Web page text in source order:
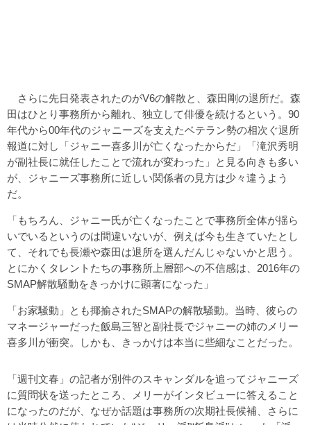
さらに先日発表されたのがV6の解散と、森田剛の退所だ。森
田はひとり事務所から離れ、独立して俳優を続けるという。90
年代から00年代のジャニーズを支えたベテラン勢の相次ぐ退所
報道に対し「ジャニー喜多川が亡くなったからだ」「滝沢秀明
が副社長に就任したことで流れが変わった」と見る向きも多い
が、ジャニーズ事務所に近しい関係者の見方は少々違うよう
だ。
「もちろん、ジャニー氏が亡くなったことで事務所全体が揺ら
いでいるというのは間違いないが、例えば今も生きていたとし
て、それでも長瀬や森田は退所を選んだんじゃないかと思う。
とにかくタレントたちの事務所上層部への不信感は、2016年の
SMAP解散騒動をきっかけに顕著になった」
「お家騒動」とも揶揄されたSMAPの解散騒動。当時、彼らの
マネージャーだった飯島三智と副社長でジャニーの姉のメリー
喜多川が衝突。しかも、きっかけは本当に些細なことだった。
「週刊文春」の記者が別件のスキャンダルを追ってジャニーズ
に質問状を送ったところ、メリーがインタビューに答えること
になったのだが、なぜか話題は事務所の次期社長候補、さらに